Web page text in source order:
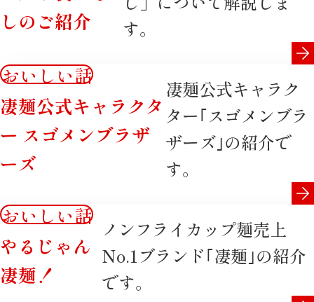
しのご紹介
す。
おいしい話
凄麺公式キャラクタ
ー スゴメンブラザ
ーズ
凄麺公式キャラク
ター｢スゴメンブラ
ザーズ｣の紹介で
す。
おいしい話
やるじゃん
凄麺！
ノンフライカップ麺売上
No.1ブランド｢凄麺｣の紹介
です。